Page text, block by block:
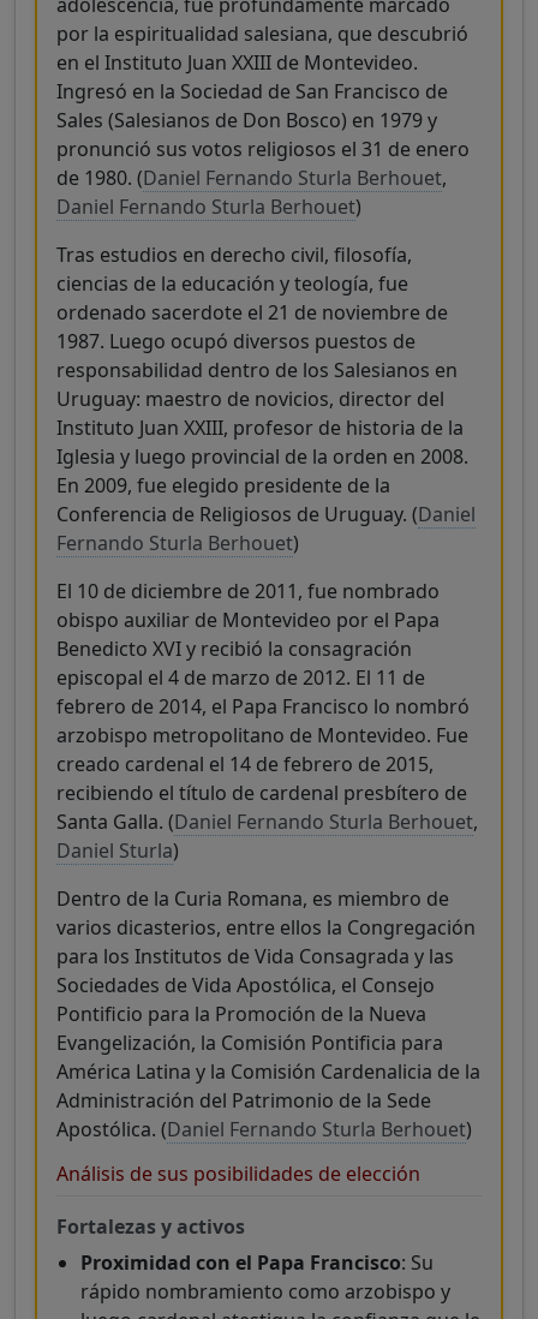
por la espiritualidad salesiana, que descubrió
en el Instituto Juan XXIII de Montevideo.
Ingresó en la Sociedad de San Francisco de
Sales (Salesianos de Don Bosco) en 1979 y
pronunció sus votos religiosos el 31 de enero
de 1980. (Daniel Fernando Sturla Berhouet,
Daniel Fernando Sturla Berhouet)
Tras estudios en derecho civil, filosofía,
ciencias de la educación y teología, fue
ordenado sacerdote el 21 de noviembre de
1987. Luego ocupó diversos puestos de
responsabilidad dentro de los Salesianos en
Uruguay: maestro de novicios, director del
Instituto Juan XXIII, profesor de historia de la
Iglesia y luego provincial de la orden en 2008.
En 2009, fue elegido presidente de la
Conferencia de Religiosos de Uruguay. (Daniel
Fernando Sturla Berhouet)
El 10 de diciembre de 2011, fue nombrado
obispo auxiliar de Montevideo por el Papa
Benedicto XVI y recibió la consagración
episcopal el 4 de marzo de 2012. El 11 de
febrero de 2014, el Papa Francisco lo nombró
arzobispo metropolitano de Montevideo. Fue
creado cardenal el 14 de febrero de 2015,
recibiendo el título de cardenal presbítero de
Santa Galla. (Daniel Fernando Sturla Berhouet,
Daniel Sturla)
Dentro de la Curia Romana, es miembro de
varios dicasterios, entre ellos la Congregación
para los Institutos de Vida Consagrada y las
Sociedades de Vida Apostólica, el Consejo
Pontificio para la Promoción de la Nueva
Evangelización, la Comisión Pontificia para
América Latina y la Comisión Cardenalicia de la
Administración del Patrimonio de la Sede
Apostólica. (Daniel Fernando Sturla Berhouet)
Análisis de sus posibilidades de elección
Fortalezas y activos
Proximidad con el Papa Francisco: Su
rápido nombramiento como arzobispo y